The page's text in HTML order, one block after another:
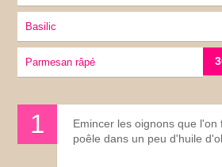
Basilic
Parmesan râpé
Emincer les oignons que l'on
poêle dans un peu d'huile